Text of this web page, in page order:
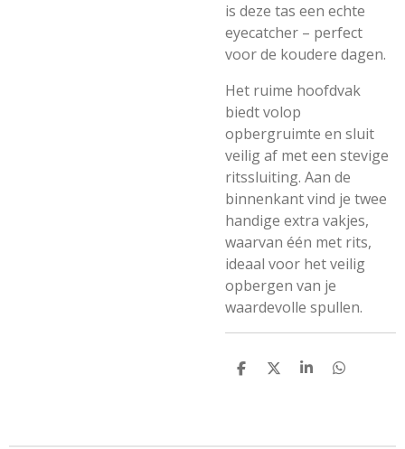
is deze tas een echte
eyecatcher – perfect
voor de koudere dagen.
Het ruime hoofdvak
biedt volop
opbergruimte en sluit
veilig af met een stevige
ritssluiting. Aan de
binnenkant vind je twee
handige extra vakjes,
waarvan één met rits,
ideaal voor het veilig
opbergen van je
waardevolle spullen.
D
D
S
D